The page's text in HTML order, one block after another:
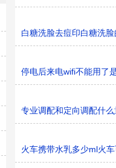
白糖洗脸去痘印白糖洗
停电后来电wifi不能用了
专业调配和定向调配什么
火车携带水乳多少ml火车